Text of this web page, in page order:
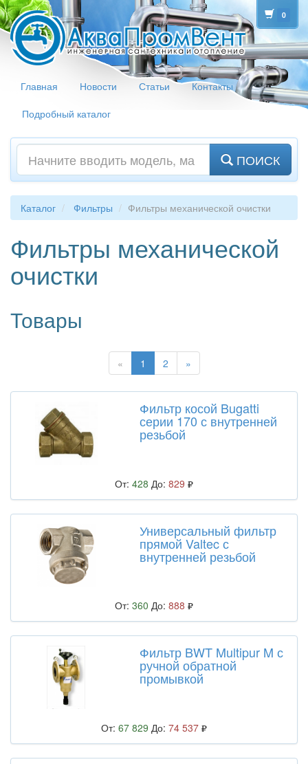
0
Главная Новости Статьи
Контакты
Подробный каталог
ПОИСК
Каталог Фильтры Фильтры механической очистки
Фильтры механической
очистки
Товары
« 1 2 »
Фильтр косой Bugatti
серии 170 с внутренней
резьбой
От: 428 До: 829
Универсальный фильтр
прямой Valtec с
внутренней резьбой
От: 360 До: 888
Фильтр BWT Multipur M с
ручной обратной
промывкой
От: 67 829 До: 74 537